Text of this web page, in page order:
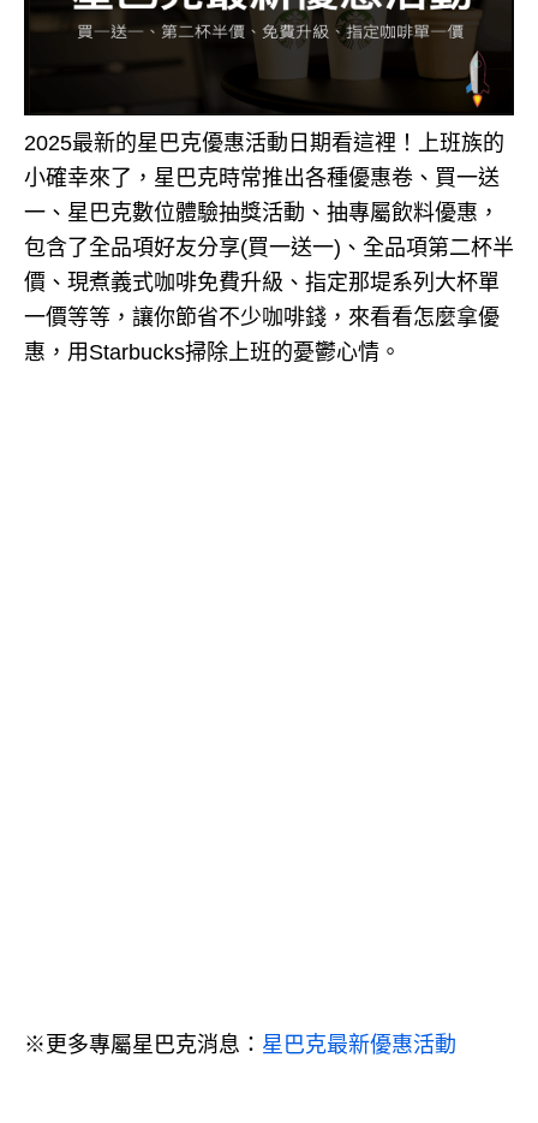
2025最新的星巴克優惠活動日期看這裡！上班族的
小確幸來了，星巴克時常推出各種優惠卷、買一送
一、星巴克數位體驗抽獎活動、抽專屬飲料優惠，
包含了全品項好友分享(買一送一)、全品項第二杯半
價、現煮義式咖啡免費升級、指定那堤系列大杯單
一價等等，讓你節省不少咖啡錢，來看看怎麼拿優
惠，用Starbucks掃除上班的憂鬱心情。
※更多專屬星巴克消息： 星巴克最新優惠活動